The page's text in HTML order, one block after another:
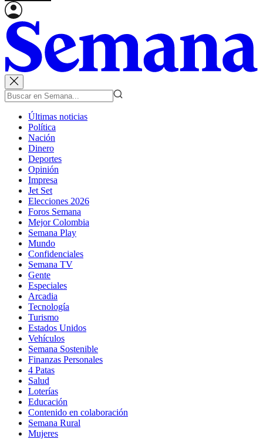
Últimas noticias
Política
Nación
Dinero
Deportes
Opinión
Impresa
Jet Set
Elecciones 2026
Foros Semana
Mejor Colombia
Semana Play
Mundo
Confidenciales
Semana TV
Gente
Especiales
Arcadia
Tecnología
Turismo
Estados Unidos
Vehículos
Semana Sostenible
Finanzas Personales
4 Patas
Salud
Loterías
Educación
Contenido en colaboración
Semana Rural
Mujeres